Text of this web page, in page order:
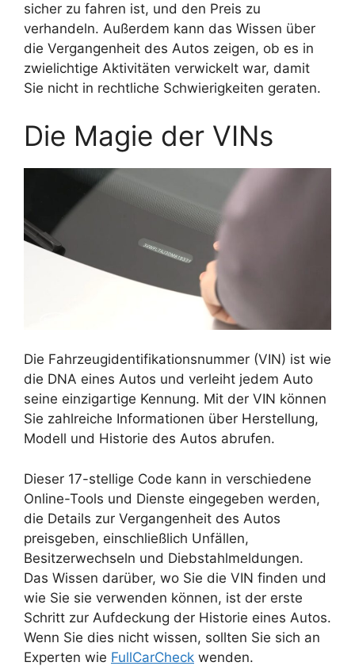
sicher zu fahren ist, und den Preis zu
verhandeln. Außerdem kann das Wissen über
die Vergangenheit des Autos zeigen, ob es in
zwielichtige Aktivitäten verwickelt war, damit
Sie nicht in rechtliche Schwierigkeiten geraten.
Die Magie der VINs
Die Fahrzeugidentifikationsnummer (VIN) ist wie
die DNA eines Autos und verleiht jedem Auto
seine einzigartige Kennung. Mit der VIN können
Sie zahlreiche Informationen über Herstellung,
Modell und Historie des Autos abrufen.
Dieser 17-stellige Code kann in verschiedene
Online-Tools und Dienste eingegeben werden,
die Details zur Vergangenheit des Autos
preisgeben, einschließlich Unfällen,
Besitzerwechseln und Diebstahlmeldungen.
Das Wissen darüber, wo Sie die VIN finden und
wie Sie sie verwenden können, ist der erste
Schritt zur Aufdeckung der Historie eines Autos.
Wenn Sie dies nicht wissen, sollten Sie sich an
Experten wie FullCarCheck wenden.